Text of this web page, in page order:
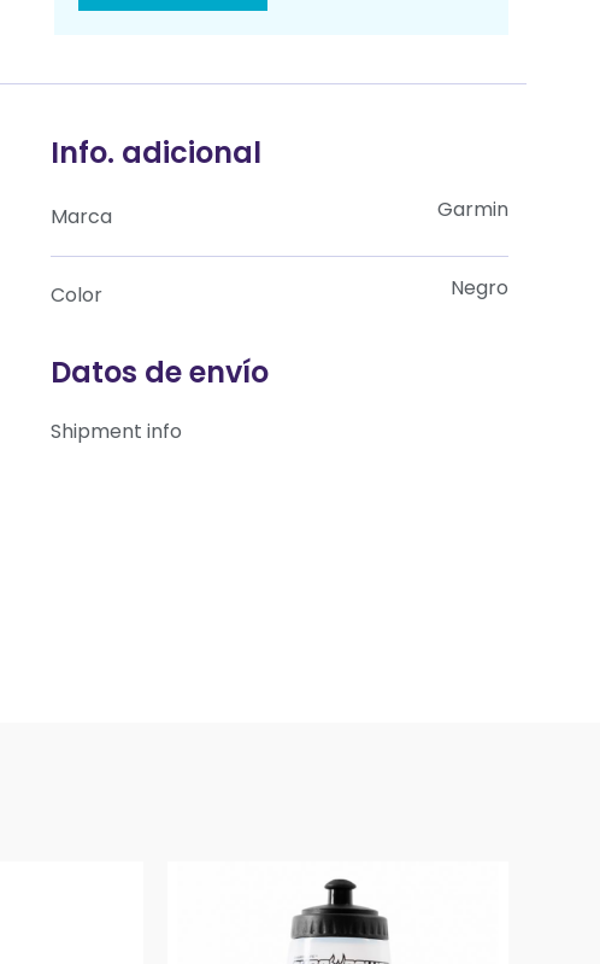
Info. adicional
Marca Garmin
Color Negro
Datos de envío
Shipment info